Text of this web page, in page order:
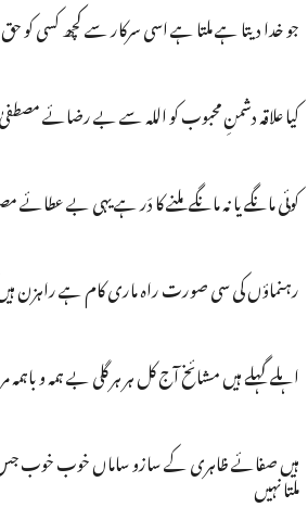
جو خدا دیتا ہے ملتا ہے اسی سرکار سے کچھ کسی
کیا علاقہ دشمنِ محبوب کو اللہ سے بے رضائے مصطفیٰ
کوئی مانگے یا نہ مانگے ملنے کا دَر ہے یہی بے عطائے
رہنماؤں کی سی صورت راہ ماری کام ہے راہزن ہیں
اہلے گہلے ہیں مشائخ آج کل ہر ہر گلی بے ہمہ و باہمہ
ہیں صفائے ظاہری کے سازو ساماں خوب خوب جس
ملتا نہیں